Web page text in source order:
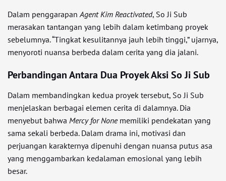
Dalam penggarapanAgent Kim Reactivated, So Ji Sub
merasakan tantangan yang lebih dalam ketimbang proyek
sebelumnya. “Tingkat kesulitannya jauh lebih tinggi,” ujarnya,
menyoroti nuansa berbeda dalam cerita yang dia jalani.
Perbandingan Antara Dua Proyek Aksi So Ji Sub
Dalam membandingkan kedua proyek tersebut, So Ji Sub
menjelaskan berbagai elemen cerita di dalamnya. Dia
menyebut bahwa Mercy for Nonememiliki pendekatan yang
sama sekali berbeda. Dalam drama ini, motivasi dan
perjuangan karakternya dipenuhi dengan nuansa putus asa
yang menggambarkan kedalaman emosional yang lebih
besar.